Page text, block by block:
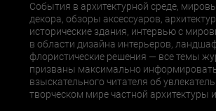
События в архитектурной среде,
декора, обзоры аксессуаров,
исторические здания, интервью с
в области дизайна интерьеров,
флористические решения — все темы
призваны максимально
взыскательного читателя об
творческом мире частной архитектуры